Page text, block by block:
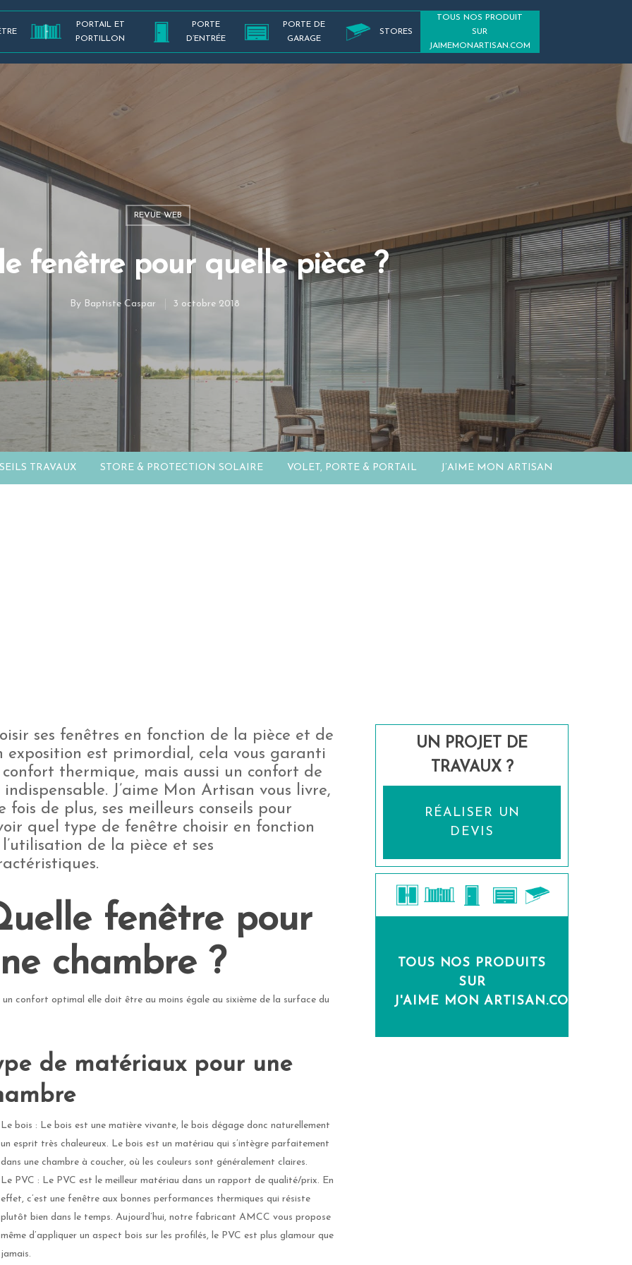
PORTAIL ET
PORTILLON
PORTE
D’ENTRÉE
PORTE DE
GARAGE
STORES
TOUS NOS PRODUIT
SUR
JAIMEMONARTISAN.COM
REVUE WEB
fenêtre pour quelle pièce ?
By Baptiste Caspar 3 octobre 2018
TRAVAUX STORE & PROTECTION SOLAIRE VOLET, PORTE & PORTAIL J’AIME MON ARTISAN
ses fenêtres en fonction de la pièce et de
exposition est primordial, cela vous garanti
thermique, mais aussi un confort de
indispensable. J’aime Mon Artisan vous livre,
fois de plus, ses meilleurs conseils pour
quel type de fenêtre choisir en fonction
de la pièce et ses
fenêtre pour
chambre ?
un confort optimal elle doit être au moins égale au sixième de la surface du
de matériaux pour une
Le bois : Le bois est une matière vivante, le bois dégage donc naturellement
un esprit très chaleureux. Le bois est un matériau qui s’intègre parfaitement
dans une chambre à coucher, où les couleurs sont généralement claires.
Le PVC : Le PVC est le meilleur matériau dans un rapport de qualité/prix. En
effet, c’est une fenêtre aux bonnes performances thermiques qui résiste
plutôt bien dans le temps. Aujourd’hui, notre fabricant AMCC vous propose
même d’appliquer un aspect bois sur les profilés, le PVC est plus glamour que
jamais.
UN PROJET DE
TRAVAUX ?
RÉALISER UN
DEVIS
TOUS NOS PRODUITS
SUR
J'AIME MON ARTISAN.COM